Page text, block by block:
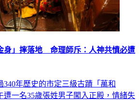
身」摔落地 命理師斥：人神共憤必遭
340年歷史的市定三級古蹟「萬和
遭一名35歲張姓男子闖入正殿，情緒失